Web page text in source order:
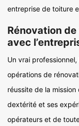
entreprise de toiture
Rénovation
avec
Un vrai
opérations de
réussite de la
dextérité et ses
opérateurs et de